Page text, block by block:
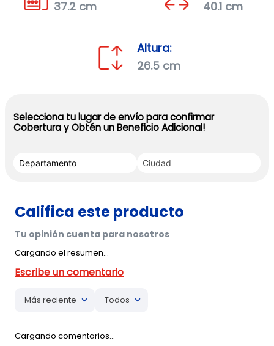
37.2 cm
40.1 cm
Altura:
26.5 cm
Selecciona tu lugar de envío para confirmar
Cobertura y Obtén un Beneficio Adicional!
Cargando el resumen…
Más reciente Todos
Cargando comentarios…